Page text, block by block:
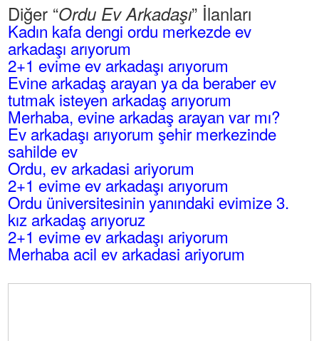
Diğer “Ordu Ev Arkadaşı” İlanları
Kadın kafa dengi ordu merkezde ev
arkadaşı arıyorum
2+1 evime ev arkadaşı arıyorum
Evine arkadaş arayan ya da beraber ev
tutmak isteyen arkadaş arıyorum
Merhaba, evine arkadaş arayan var mı?
Ev arkadaşı arıyorum şehir merkezinde
sahilde ev
Ordu, ev arkadasi ariyorum
2+1 evime ev arkadaşı arıyorum
Ordu üniversitesinin yanındaki evimize 3.
kız arkadaş arıyoruz
2+1 evime ev arkadaşı ariyorum
Merhaba acil ev arkadasi ariyorum